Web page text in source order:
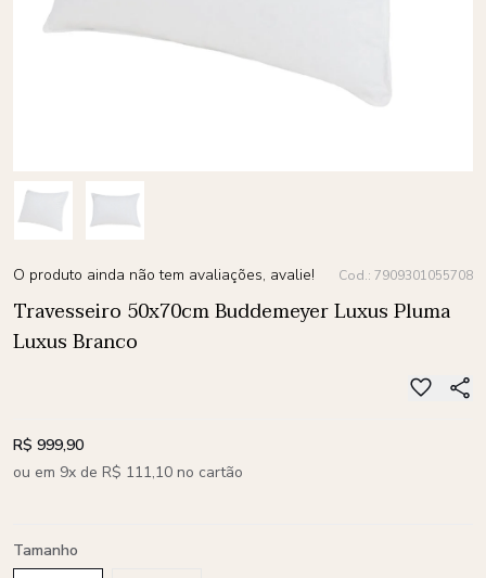
O produto ainda não tem avaliações, avalie! Cod.: 7909301055708
Travesseiro 50x70cm Buddemeyer Luxus Pluma
Luxus Branco
R$ 999,90
ou em 9x de R$ 111,10 no cartão
Tamanho